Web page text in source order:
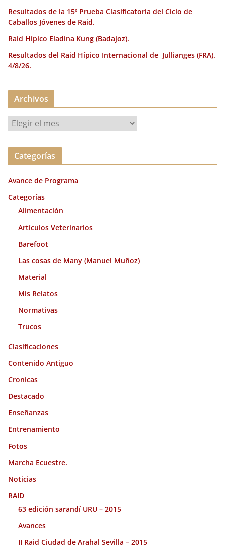
Resultados de la 15º Prueba Clasificatoria del Ciclo de
Caballos Jóvenes de Raid.
Raid Hípico Eladina Kung (Badajoz).
Resultados del Raid Hípico Internacional de Jullianges (FRA).
4/8/26.
Archivos
r
c
v
o
Categorías
Avance de Programa
Categorías
Alimentación
Artículos Veterinarios
Barefoot
Las cosas de Many (Manuel Muñoz)
Material
Mis Relatos
Normativas
Trucos
Clasificaciones
Contenido Antiguo
Cronicas
Destacado
Enseñanzas
Entrenamiento
Fotos
Marcha Ecuestre.
Noticias
RAID
63 edición sarandí URU – 2015
Avances
II Raid Ciudad de Arahal Sevilla – 2015